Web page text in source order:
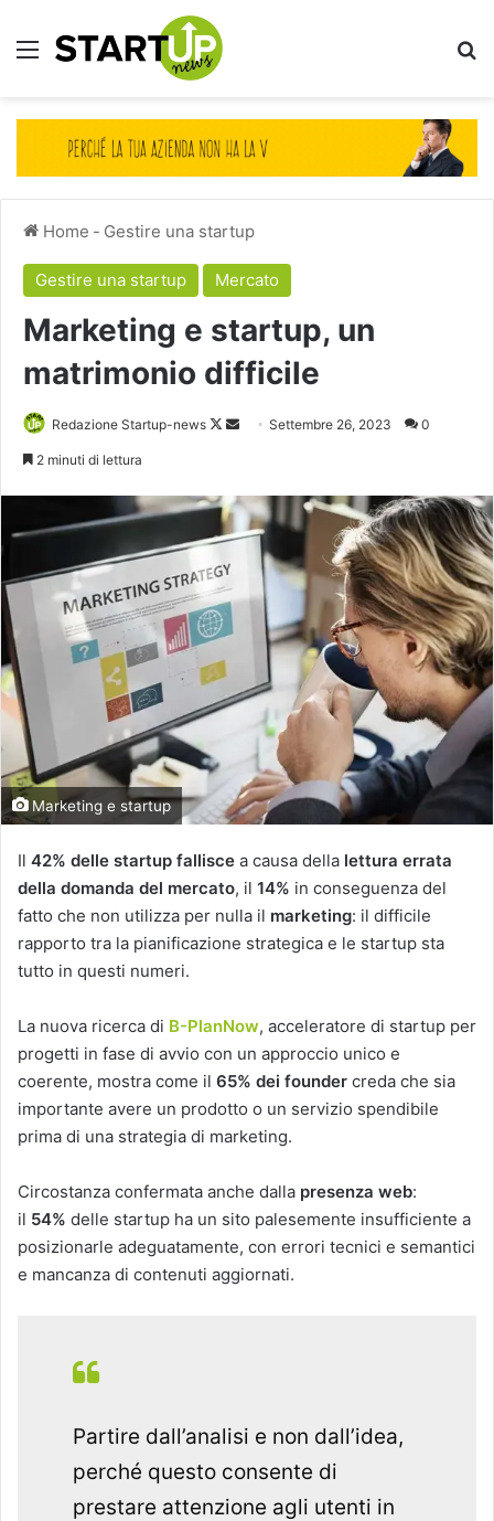
Menu
Home - Gestire una startup
Gestire una startup Mercato
Marketing e startup, un
matrimonio difficile
Redazione Startup-news
Follow
Invia Settembre 26, 2023 0
2 minuti di lettura
Marketing e startup
Il 42% delle startup fallisce a causa della lettura errata
della domanda del mercato, il 14% in conseguenza del
fatto che non utilizza per nulla il marketing: il difficile
rapporto tra la pianificazione strategica e le startup sta
tutto in questi numeri.
La nuova ricerca di B-PlanNow, acceleratore di startup per
progetti in fase di avvio con un approccio unico e
coerente, mostra come il 65% dei founder creda che sia
importante avere un prodotto o un servizio spendibile
prima di una strategia di marketing.
Circostanza confermata anche dalla presenza web:
il 54% delle startup ha un sito palesemente insufficiente a
posizionarle adeguatamente, con errori tecnici e semantici
e mancanza di contenuti aggiornati.
Partire dall’analisi e non dall’idea,
perché questo consente di
prestare attenzione agli utenti in